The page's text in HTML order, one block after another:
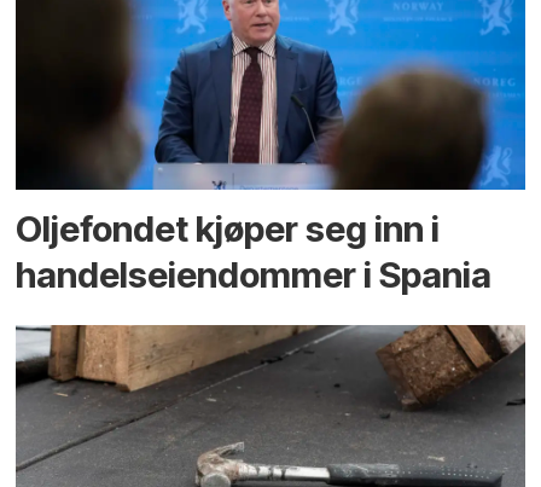
Oljefondet kjøper seg inn i
handels­eiendommer i Spania